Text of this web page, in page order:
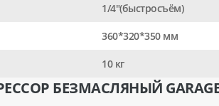
1/4"(быстросъём)
360*320*350 мм
10 кг
БЕЗМАСЛЯНЫЙ GARAGE